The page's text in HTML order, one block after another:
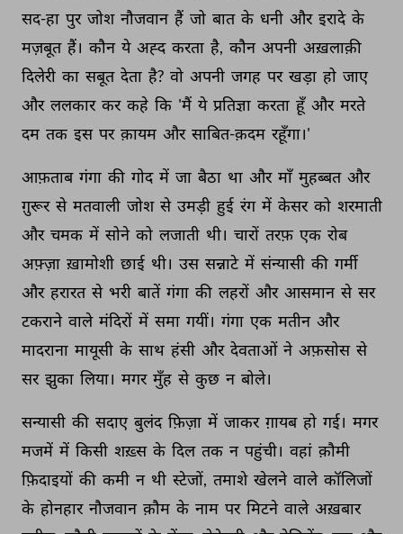
सद-हा पुर जोश नौजवान हैं जो बात के धनी और इरादे के
मज़बूत हैं। कौन ये अह्द करता है, कौन अपनी अख़लाक़ी
दिलेरी का सबूत देता है? वो अपनी जगह पर खड़ा हो जाए
और ललकार कर कहे कि 'मैं ये प्रतिज्ञा करता हूँ और मरते
दम तक इस पर क़ायम और साबित-क़दम रहूँगा।'
आफ़ताब गंगा की गोद में जा बैठा था और माँ मुहब्बत और
ग़ुरूर से मतवाली जोश से उमड़ी हुई रंग में केसर को शरमाती
और चमक में सोने को लजाती थी। चारों तरफ़ एक रोब
अफ़्ज़ा ख़ामोशी छाई थी। उस सन्नाटे में संन्यासी की गर्मी
और हरारत से भरी बातें गंगा की लहरों और आसमान से सर
टकराने वाले मंदिरों में समा गयीं। गंगा एक मतीन और
मादराना मायूसी के साथ हंसी और देवताओं ने अफ़सोस से
सर झुका लिया। मगर मुँह से कुछ न बोले।
सन्यासी की सदाए बुलंद फ़िज़ा में जाकर ग़ायब हो गई। मगर
मजमें में किसी शख़्स के दिल तक न पहुंची। वहां क़ौमी
फ़िदाइयों की कमी न थी स्टेजों, तमाशे खेलने वाले कॉलिजों
के होनहार नौजवान क़ौम के नाम पर मिटने वाले अख़बार